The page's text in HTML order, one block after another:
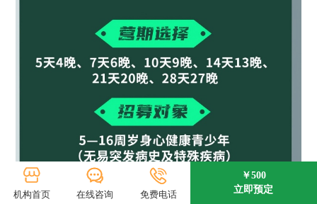
机构首页 在线咨询 免费电话
￥500
立即预定